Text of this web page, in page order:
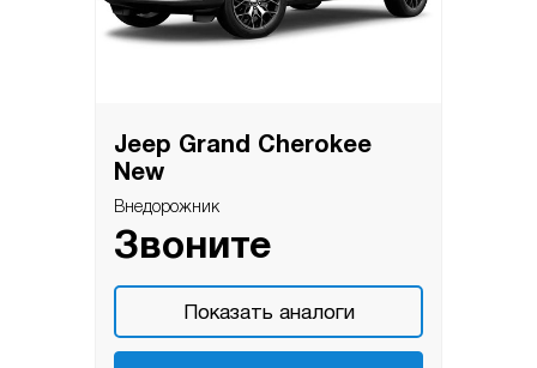
Jeep Grand Cherokee
New
Внедорожник
Звоните
Показать аналоги